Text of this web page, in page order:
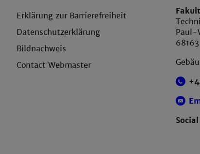
Erklärung zur Barrierefreiheit
Datenschutzerklärung
Bildnachweis
Contact Webmaster
Paul-